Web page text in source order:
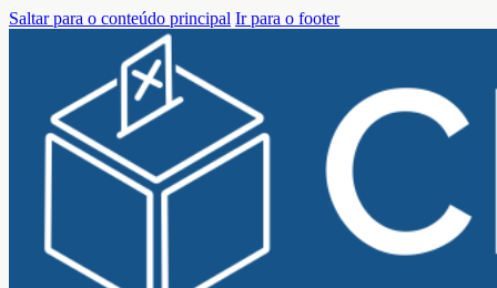
Saltar para o conteúdo principal Ir para o footer